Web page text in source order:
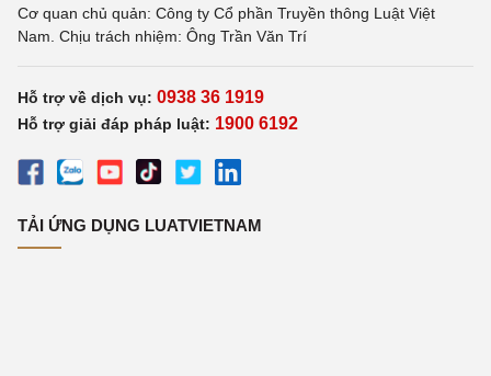
Cơ quan chủ quản: Công ty Cổ phần Truyền thông Luật Việt
Nam. Chịu trách nhiệm: Ông Trần Văn Trí
Hỗ trợ về dịch vụ: 0938 36 1919
Hỗ trợ giải đáp pháp luật: 1900 6192
TẢI ỨNG DỤNG LUATVIETNAM